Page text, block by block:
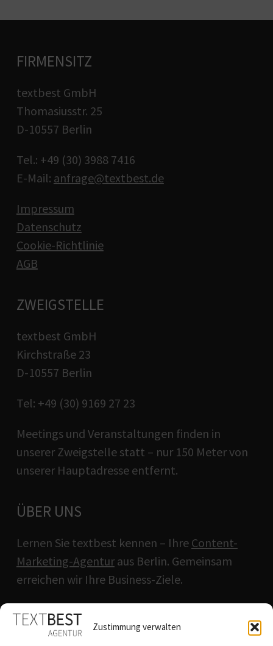
Zustimmung verwalten
FIRMENSITZ
textbest GmbH
Thomasiusstr. 25
D-10557 Berlin
Tel.: +49 (30) 3988 7416
E-Mail: anfrage@textbest.de
Impressum
Datenschutz
Cookie-Richtlinie
AGB
ZWEIGSTELLE
textbest GmbH
Kirchstraße 23
D-10557 Berlin
Tel: +49 (30) 9169 27 23
Meetings und Veranstaltungen finden in
unserer Zweigstelle statt – nur 150 Meter von
unserer Hauptadresse entfernt.
ÜBER UNS
Lernen Sie textbest kennen – Ihre Content-
Marketing-Agenturaus Berlin. Gemeinsam
erreichen wir Ihre Business-Ziele.
QUICKLINKS